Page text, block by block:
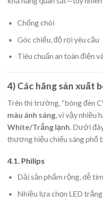
Chống chói
Góc chiếu, độ rọi yêu cầu
Tiêu chuẩn an toàn điện
4) Các hãng sản xuất
Trên thị trường, “bóng đèn
màu ánh sáng , vì vậy nhiều
White/Trắng lạnh . Dưới
thương hiệu chiếu sáng phổ
4.1. Philips
Dải sản phẩm rộng, dễ
Nhiều lựa chọn LED